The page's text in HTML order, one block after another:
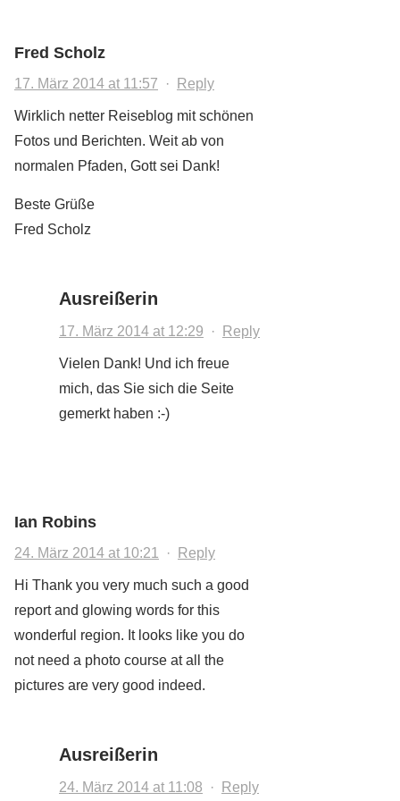
Fred Scholz
17. März 2014 at 11:57 · Reply
Wirklich netter Reiseblog mit schönen
Fotos und Berichten. Weit ab von
normalen Pfaden, Gott sei Dank!
Beste Grüße
Fred Scholz
Ausreißerin
17. März 2014 at 12:29 · Reply
Vielen Dank! Und ich freue
mich, das Sie sich die Seite
gemerkt haben :-)
Ian Robins
24. März 2014 at 10:21 · Reply
Hi Thank you very much such a good
report and glowing words for this
wonderful region. It looks like you do
not need a photo course at all the
pictures are very good indeed.
Ausreißerin
24. März 2014 at 11:08 · Reply